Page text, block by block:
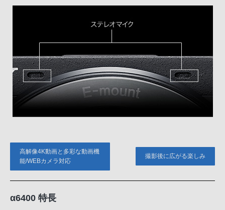
高解像4K動画と多彩な動画機
能/WEBカメラ対応
撮影後に広がる楽しみ
α6400 特長